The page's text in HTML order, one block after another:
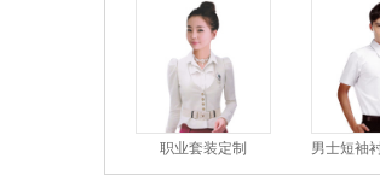
职业套装定制 男士短袖